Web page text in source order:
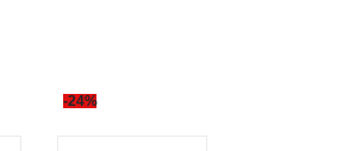
-24%